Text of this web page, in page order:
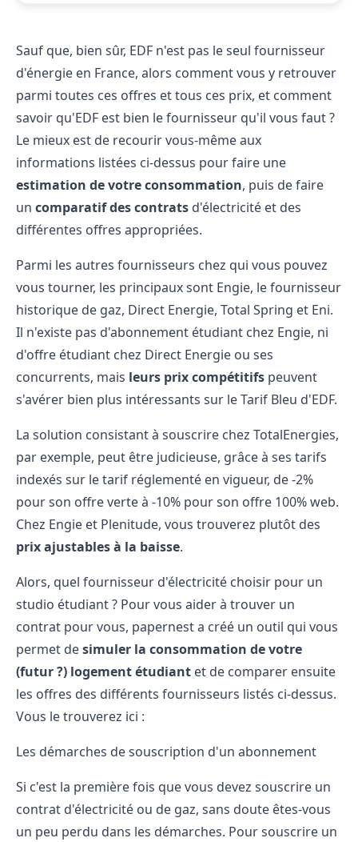
Sauf que, bien sûr, EDF n'est pas le seul fournisseur
d'énergie en France, alors comment vous y retrouver
parmi toutes ces offres et tous ces prix, et comment
savoir qu'EDF est bien le fournisseur qu'il vous faut ?
Le mieux est de recourir vous-même aux
informations listées ci-dessus pour faire une
estimation de votre consommation, puis de faire
un comparatif des contrats d'électricité et des
différentes offres appropriées.
Parmi les autres fournisseurs chez qui vous pouvez
vous tourner, les principaux sont Engie, le fournisseur
historique de gaz, Direct Energie, Total Spring et Eni.
Il n'existe pas d'abonnement étudiant chez Engie, ni
d'offre étudiant chez Direct Energie ou ses
concurrents, mais leurs prix compétitifs peuvent
s'avérer bien plus intéressants sur le Tarif Bleu d'EDF.
La solution consistant à souscrire chez TotalEnergies,
par exemple, peut être judicieuse, grâce à ses tarifs
indexés sur le tarif réglementé en vigueur, de -2%
pour son offre verte à -10% pour son offre 100% web.
Chez Engie et Plenitude, vous trouverez plutôt des
prix ajustables à la baisse.
Alors, quel fournisseur d'électricité choisir pour un
studio étudiant ? Pour vous aider à trouver un
contrat pour vous, papernest a créé un outil qui vous
permet desimuler la consommation de votre
(futur ?) logement étudiant et de comparer ensuite
les offres des différents fournisseurs listés ci-dessus.
Vous le trouverez ici :
Les démarches de souscription d'un abonnement
Si c'est la première fois que vous devez souscrire un
contrat d'électricité ou de gaz, sans doute êtes-vous
un peu perdu dans les démarches. Pour souscrire un